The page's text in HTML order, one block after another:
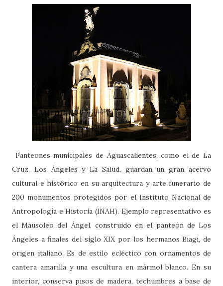
Panteones municipales de Aguascalientes, como el de La
Cruz, Los Ángeles y La Salud, guardan un gran acervo
cultural e histórico en su arquitectura y arte funerario de
200 monumentos protegidos por el Instituto Nacional de
Antropología e Historia (INAH). Ejemplo representativo es
el Mausoleo del Ángel, construido en el panteón de Los
Ángeles a finales del siglo XIX por los hermanos Biagi, de
origen italiano. Es de estilo ecléctico con ornamentos de
cantera amarilla y una escultura en mármol blanco. En su
interior, conserva pisos de madera, techumbres a base de